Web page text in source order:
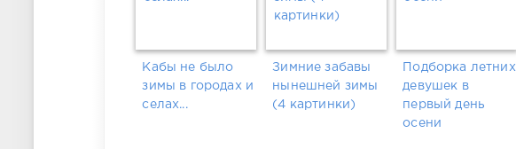
Кабы не было
зимы в городах и
селах...
Зимние забавы
нынешней зимы
(4 картинки)
Подборка летних
девушек в
первый день
осени